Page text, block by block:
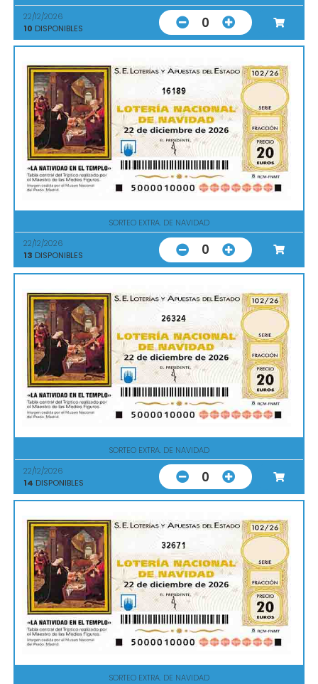
22/12/2026
10 DISPONIBLES 0
16189
SORTEO EXTRA. DE NAVIDAD
22/12/2026
13 DISPONIBLES 0
26324
SORTEO EXTRA. DE NAVIDAD
22/12/2026
14 DISPONIBLES 0
32671
SORTEO EXTRA. DE NAVIDAD